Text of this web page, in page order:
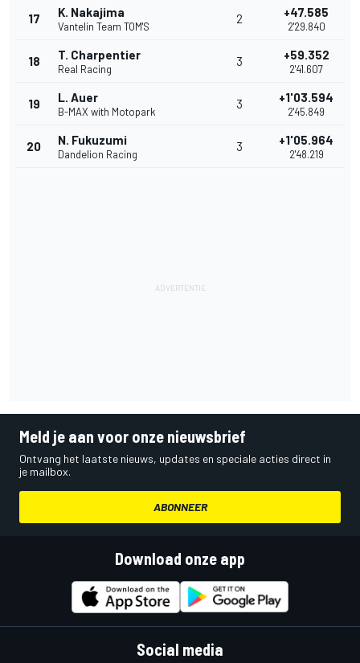
17 K. Nakajima
Vantelin Team TOM'S
2 +47.585
2'29.840
18 T. Charpentier
Real Racing
3 +59.352
2'41.607
19 L. Auer
B-MAX with Motopark
3 +1'03.594
2'45.849
20 N. Fukuzumi
Dandelion Racing
3 +1'05.964
2'48.219
Meld je aan voor onze nieuwsbrief
Ontvang het laatste nieuws, updates en speciale acties direct in
je mailbox.
ABONNEER
Download onze app
Social media